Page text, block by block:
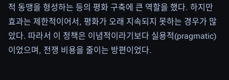
적 동맹을 형성하는 등의 평화 구축에 큰 역할을 했다. 하지만
효과는 제한적이어서, 평화가 오래 지속되지 못하는 경우가 많
았다. 따라서 이 정책은 이념적이라기보다 실용적(pragmatic)
이었으며, 전쟁 비용을 줄이는 방편이었다.